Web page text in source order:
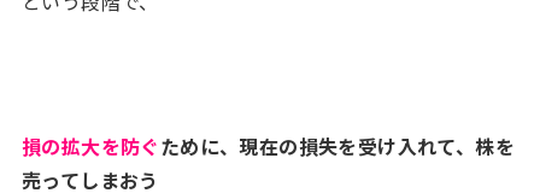
損の拡大を防ぐために、現在の損失を受け入れて、株を
売ってしまおう